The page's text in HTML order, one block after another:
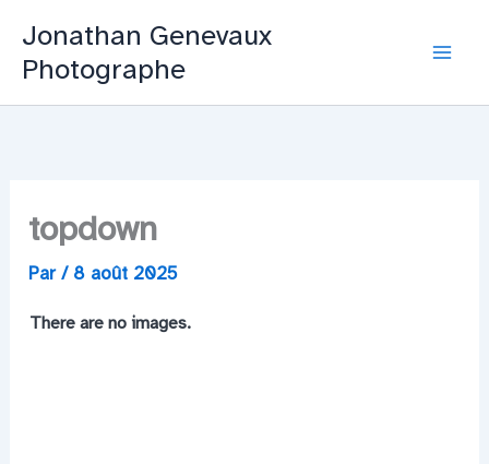
contenu
Jonathan Genevaux
Photographe
topdown
Par/ 8 août 2025
There are no images.